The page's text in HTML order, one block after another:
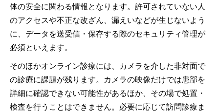
体の安全に関わる情報となります。許可されていない人
のアクセスや不正な改ざん、漏えいなどが生じないよう
に、データを送受信・保存する際のセキュリティ管理が
必須といえます。
そのほかオンライン診療には、カメラを介した非対面で
の診療に課題が残ります。カメラの映像だけでは患部を
詳細に確認できない可能性があるほか、その場で処置・
検査を行うことはできません。必要に応じて訪問診療ま